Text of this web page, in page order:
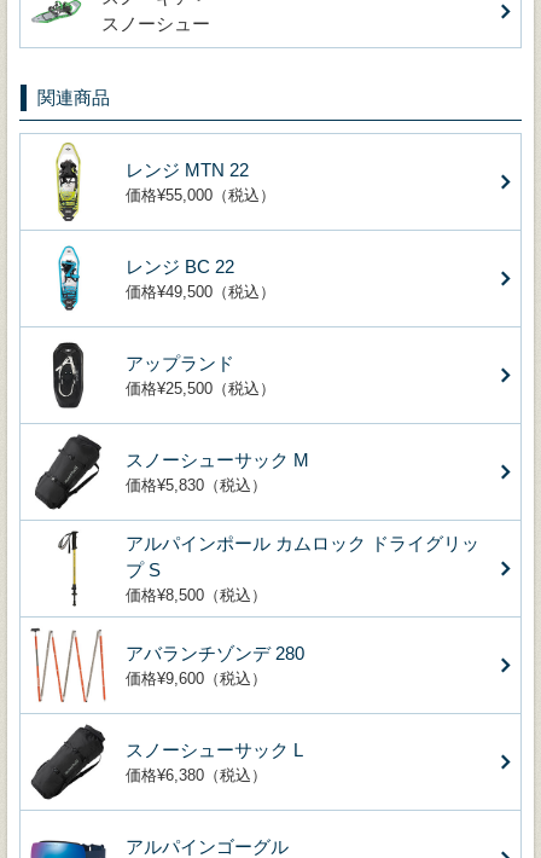
スノーシュー
関連商品
レンジ MTN 22
価格¥55,000（税込）
レンジ BC 22
価格¥49,500（税込）
アップランド
価格¥25,500（税込）
スノーシューサック M
価格¥5,830（税込）
アルパインポール カムロック ドライグリッ
プ S
価格¥8,500（税込）
アバランチゾンデ 280
価格¥9,600（税込）
スノーシューサック L
価格¥6,380（税込）
アルパインゴーグル